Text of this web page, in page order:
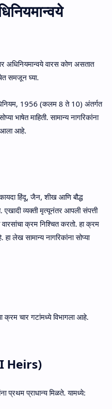
अधिनियमान्वये वारस कोण असतात
समजून घ्या.
1956 (कलम 8 ते 10) अंतर्गत
भाषेत माहिती. सामान्य नागरिकांना
आला आहे.
हिंदू, जैन, शीख आणि बौद्ध
एखादी व्यक्ती मृत्यूनंतर आपली संपत्ती
वारसांचा क्रम निश्चित करतो. हा क्रम
लेख सामान्य नागरिकांना सोप्या
क्रम चार गटांमध्ये विभागला आहे.
I Heirs)
प्रथम प्राधान्य मिळते. यामध्ये: